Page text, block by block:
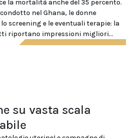
la mortalità anche del 35 percento.
nel Ghana, le donne
screening e le eventuali terapie: la
riportano impressioni migliori...
su vasta scala